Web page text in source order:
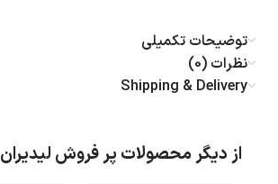
توضیحات تکمیلی
نظرات (0)
Shipping & Delivery
از دیگر محصولات پر فروش لیدیران